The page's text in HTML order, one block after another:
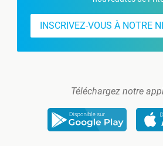
INSCRIVEZ-VOUS À NOTRE
Téléchargez notre